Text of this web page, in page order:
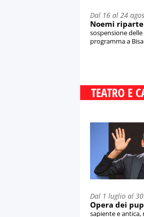
Dal 16 al 24
Noemi
sospensione
programma a
TEATRO E
Dal 1 luglio al
Opera dei
sapiente e antica,